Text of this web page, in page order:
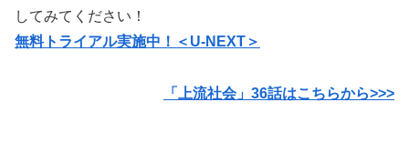
してみてください！
無料トライアル実施中！＜U-NEXT＞
「上流社会」36話はこちらから>>>